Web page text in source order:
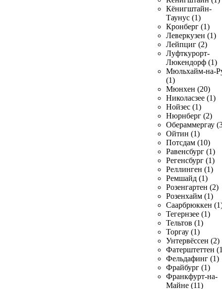
Кёнигштайн-
Таунус (1)
Кронберг (1)
Леверкузен (1)
Лейпциг (2)
Луфткурорт-
Люкендорф (1)
Мюльхайм-на-
(1)
Мюнхен (20)
Николасзее (1)
Нойзес (1)
Нюрнберг (2)
Обераммергау
Ойтин (1)
Потсдам (10)
Равенсбург (1)
Регенсбург (1)
Реллинген (1)
Ремшайд (1)
Розенгартен (2)
Розенхайм (1)
Саарбрюккен
Тегернзее (1)
Тельтов (1)
Торгау (1)
Унтервёссен (2)
Фатерштеттен
Фельдафинг (1)
Фрайбург (1)
Франкфурт-на-
Майне (11)